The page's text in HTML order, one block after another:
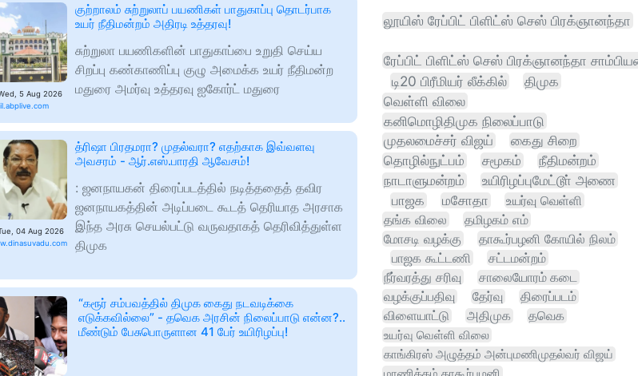
5 Aug 2026
குற்றாலம் சுற்றுலாப் பயணிகள் பாதுகாப்பு தொடர்பாக
உயர் நீதிமன்றம் அதிரடி உத்தரவு!
சுற்றுலா பயணிகளின் பாதுகாப்பை உறுதி செய்ய
சிறப்பு கண்காணிப்பு குழு அமைக்க உயர் நீதிமன்ற
மதுரை அமர்வு உத்தரவு ஐகோர்ட் மதுரை
04 Aug 2026
த்ரிஷா பிரதமரா? முதல்வரா? எதற்காக இவ்வளவு
அவசரம் - ஆர்.எஸ்.பாரதி ஆவேசம்!
: ஜனநாயகன் திரைப்படத்தில் நடித்ததைத் தவிர
ஜனநாயகத்தின் அடிப்படை கூடத் தெரியாத அரசாக
இந்த அரசு செயல்பட்டு வருவதாகத் தெரிவித்துள்ள
திமுக
“கரூர் சம்பவத்தில் திமுக கைது நடவடிக்கை
எடுக்கவில்லை” - தவெக அரசின் நிலைப்பாடு என்ன?..
மீண்டும் பேசுபொருளான 41 பேர் உயிரிழப்பு!
லூயிஸ் ரேப்பிட் பிளிட்ஸ் செஸ் பிரக்ஞானந்தா
ரேப்பிட் பிளிட்ஸ் செஸ் பிரக்ஞானந்தா
டி20 பிரீமியர் லீக்கில்
திமுக
வெள்ளி விலை
கனிமொழிதிமுக நிலைப்பாடு
முதலமைச்சர் விஜய்
கைது சிறை
தொழில்நுட்பம்
சமூகம்
நீதிமன்றம்
நாடாளுமன்றம்
உயிரிழப்புமேட்டூா் அணை
பாஜக
மசோதா
உயர்வு வெள்ளி
தங்க விலை
தமிழகம் எம்
மோசடி வழக்கு
தாகூர்பழனி கோயில் நிலம்
பாஜக கூட்டணி
சட்டமன்றம்
நீர்வரத்து சரிவு
சாலையோரம் கடை
வழக்குப்பதிவு
தேர்வு
திரைப்படம்
விளையாட்டு
அதிமுக
தவெக
உயர்வு வெள்ளி விலை
காங்கிரஸ் அழுத்தம் அன்புமணிமுதல்வர் விஜய்